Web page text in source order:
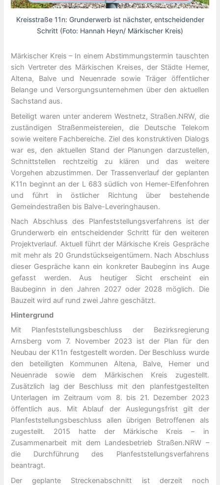
Kreisstraße 11n: Grunderwerb ist nächster, entscheidender
Schritt (Foto: Hannah Heyn/ Märkischer Kreis)
Märkischer Kreis – In einem Abstimmungstermin tauschten
sich Vertreter des Märkischen Kreises, der Städte Hemer,
Altena, Balve und Neuenrade sowie Träger öffentlicher
Belange und Versorgungsunternehmen über den aktuellen
Sachstand aus.
Beteiligt waren unter anderem Westnetz, Straßen.NRW, die
zuständigen Straßenmeistereien, die Deutsche Telekom
sowie weitere Fachbereiche. Ziel des konstruktiven Dialogs
war es, den aktuellen Stand der Planungen darzustellen,
Schnittstellen rechtzeitig zu klären und das weitere
Vorgehen abzustimmen. Der Trassenverlauf der geplanten
K11n beginnt an der L 683 südlich von Hemer-Elfenfohren
und führt in östlicher Richtung über bestehende
Gemeindestraßen bis Balve-Leveringhausen.
Nach Abschluss des Planfeststellungsverfahrens ist der
Grunderwerb ein entscheidender Schritt für den weiteren
Projektverlauf. Aktuell führt der Märkische Kreis Gespräche
mit mehr als 20 Grundstückseigentümern. Nach Abschluss
dieser Gespräche kann ein konkreter Baubeginn ins Auge
gefasst werden. Aus heutiger Sicht erscheint ein
Baubeginn in den Jahren 2027 oder 2028 möglich. Die
Bauzeit wird auf rund zwei Jahre geschätzt.
Hintergrund
Mit Planfeststellungsbeschluss der Bezirksregierung
Arnsberg vom 7. November 2023 ist der Plan für den
Neubau der K11n festgestellt worden. Der Beschluss wurde
den beteiligten Kommunen Altena, Balve, Hemer und
Neuenrade sowie dem Märkischen Kreis zugestellt.
Zusätzlich lag der Beschluss mit den planfestgestellten
Unterlagen im Zeitraum vom 8. bis 21. Dezember 2023
öffentlich aus. Mit Ablauf der Auslegungsfrist gilt der
Planfeststellungsbeschluss allen übrigen Betroffenen als
zugestellt. 2015 hatte der Märkische Kreis – in
Zusammenarbeit mit dem Landesbetrieb Straßen.NRW –
die Durchführung des Planfeststellungsverfahrens
beantragt.
Der geplante Streckenabschnitt ist derzeit noch